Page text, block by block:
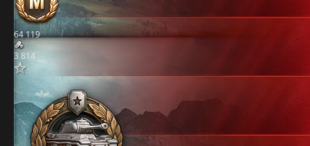
64 119
3 814